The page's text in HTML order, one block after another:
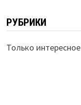
РУБРИКИ
Только интересное